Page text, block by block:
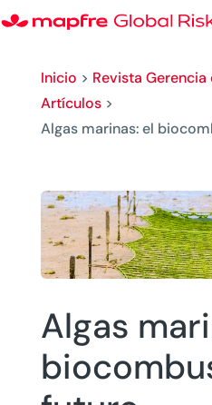
Inicio > Revista Gerencia
Artículos>
Algas marinas: el
Algas